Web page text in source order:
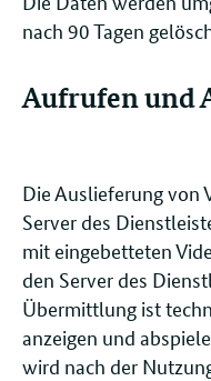
nach 90 Tagen
Aufrufen und
Die Auslieferung von
Server des
mit eingebetteten
den Server des
Übermittlung ist
anzeigen und
wird nach der